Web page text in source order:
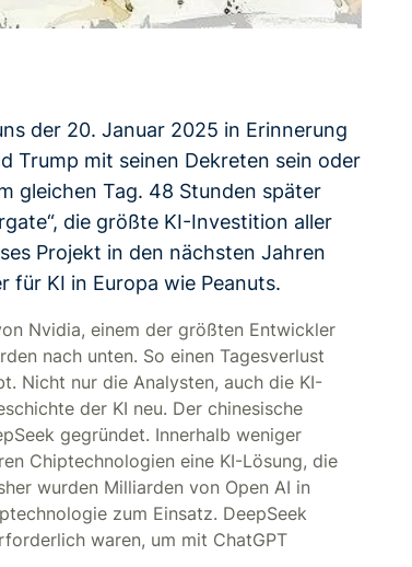
der 20. Januar 2025 in Erinnerung
Trump mit seinen Dekreten sein oder
gleichen Tag. 48 Stunden später
die größte KI-Investition aller
Projekt in den nächsten Jahren
für KI in Europa wie Peanuts.
Nvidia, einem der größten Entwickler
nach unten. So einen Tagesverlust
Nicht nur die Analysten, auch die KI-
der KI neu. Der chinesische
gegründet. Innerhalb weniger
Chiptechnologien eine KI-Lösung, die
wurden Milliarden von Open AI in
zum Einsatz. DeepSeek
waren, um mit ChatGPT